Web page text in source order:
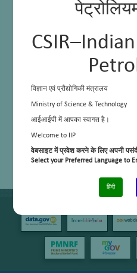
विज्ञान एवं प्रौद्योगिकी मंत्रालय
Ministry of Science & Technology
आईआईपी में आपका स्वागत है।
Welcome to IIP
वेबसाइट में प्रवेश करने के लिए अपनी
Select your Preferred Language to
हिंदी